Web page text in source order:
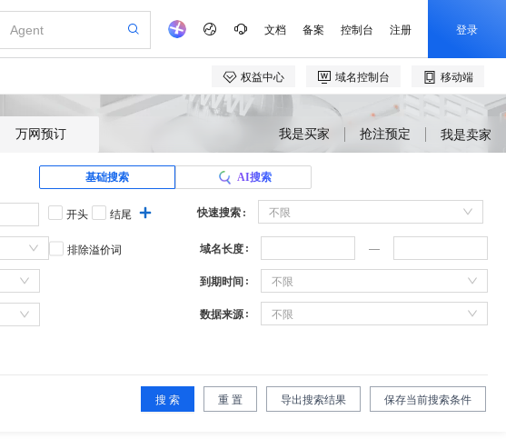
万网预订 我是买家 抢注预定 我是卖家
基础搜索 AI搜索
开头 结尾 快速搜索 不限
排除溢价词 域名长度
到期时间 不限
数据来源 不限
搜 索 重 置 导出搜索结果 保存当前搜索条件